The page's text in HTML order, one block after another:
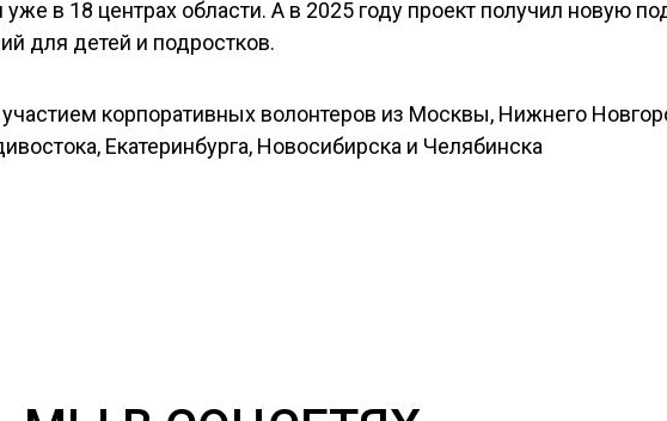
в 18 центрах области. А в 2025 году проект получил новую
для детей и подростков.